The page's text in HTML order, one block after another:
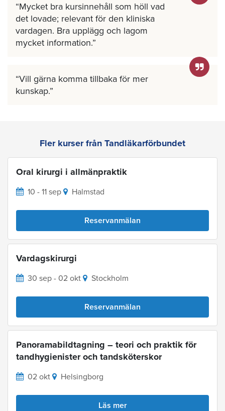
Mycket bra kursinnehåll som höll vad
det lovade; relevant för den kliniska
vardagen. Bra upplägg och lagom
mycket information.
Vill gärna komma tillbaka för mer
kunskap.
Fler kurser från Tandläkarförbundet
Oral kirurgi i allmänpraktik
10 - 11 sep Halmstad
Reservanmälan
Vardagskirurgi
30 sep - 02 okt Stockholm
Reservanmälan
Panoramabildtagning – teori och praktik för
tandhygienister och tandsköterskor
02 okt Helsingborg
Läs mer